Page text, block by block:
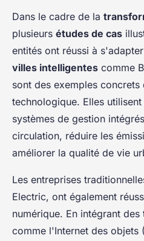
Dans le cadre de la
plusieurs études de cas
entités ont réussi à
villes intelligentes comme
sont des exemples concrets
technologique. Elles
systèmes de gestion
circulation, réduire les
améliorer la qualité de vie
Les entreprises
Electric, ont également
numérique. En intégrant
comme l'Internet des objets